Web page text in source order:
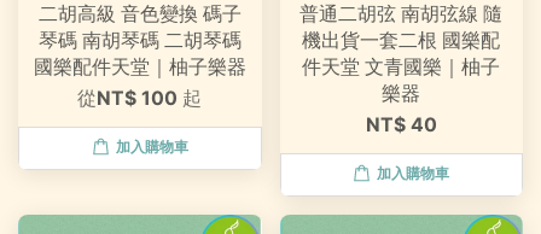
二胡高級 音色變換 碼子
琴碼 南胡琴碼 二胡琴碼
國樂配件天堂｜柚子樂器
從NT$ 100 起
加入購物車
普通二胡弦 南胡弦線 隨
機出貨一套二根 國樂配
件天堂 文青國樂｜柚子
樂器
NT$ 40
加入購物車